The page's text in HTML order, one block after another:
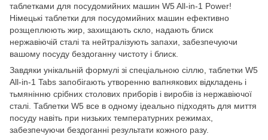
таблетками для посудомийних машин W5 All-in-1 Power!
Німецькі таблетки для посудомийних машин ефективно
розщеплюють жир, захищають скло, надають блиск
нержавіючій сталі та нейтралізують запахи, забезпечуючи
вашому посуду бездоганну чистоту і блиск.
Завдяки унікальній формулі зі спеціальною сіллю, таблетки W5
All-in-1 Tabs запобігають утворенню вапнякових відкладень і
тьмянінню срібних столових приборів і виробів із нержавіючої
сталі. Таблетки W5 все в одному ідеально підходять для миття
посуду навіть при низьких температурних режимах,
забезпечуючи бездоганні результати кожного разу.